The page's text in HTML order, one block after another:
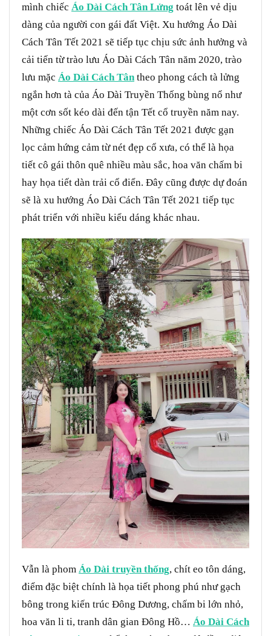
mình chiếc Áo Dài Cách Tân Lửng toát lên vẻ dịu
dàng của người con gái đất Việt. Xu hướng Áo Dài
Cách Tân Tết 2021 sẽ tiếp tục chịu sức ảnh hưởng và
cải tiến từ trào lưu Áo Dài Cách Tân năm 2020, trào
lưu mặc Áo Dài Cách Tân theo phong cách tà lửng
ngắn hơn tà của Áo Dài Truyền Thống bùng nổ như
một cơn sốt kéo dài đến tận Tết cổ truyền năm nay.
Những chiếc Áo Dài Cách Tân Tết 2021 được gạn
lọc cảm hứng cảm từ nét đẹp cổ xưa, có thể là họa
tiết cô gái thôn quê nhiều màu sắc, hoa văn chấm bi
hay họa tiết dàn trải cổ điển. Đây cũng được dự đoán
sẽ là xu hướng Áo Dài Cách Tân Tết 2021 tiếp tục
phát triển với nhiều kiểu dáng khác nhau.
Vẫn là phom Áo Dài truyền thống, chít eo tôn dáng,
điểm đặc biệt chính là họa tiết phong phú như gạch
bông trong kiến trúc Đông Dương, chấm bi lớn nhỏ,
hoa văn li ti, tranh dân gian Đông Hồ… Áo Dài Cách